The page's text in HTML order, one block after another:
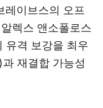
레이브스의 오프
렉스 앤소폴로스
유격 보강을 최우
재결합 가능성